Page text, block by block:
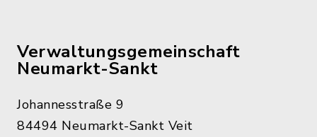
Verwaltungsgemeinschaft
Neumarkt-Sankt
Johannesstraße 9
84494 Neumarkt-Sankt Veit